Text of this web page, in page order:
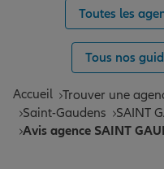
Toutes les
Tous nos
Accueil Trouver une
Saint-Gaudens
SAINT
Avis agence SAINT